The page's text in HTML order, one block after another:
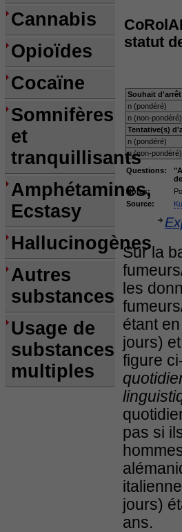
Cannabis
Opioïdes
Cocaïne
Somnifères
et
tranquillisants
Amphétamines,
Ecstasy
Hallucinogènes
Autres
substances
Usage de
substances
multiples
statut
Souhait d'arrêt
n (pondéré)
n (non-pondéré)
Tentative(s)
n (pondéré)
n (non-pondéré)
Questions:
Notes:
Source:
Sur la
les
étant
jours)
figure
pas si
jours)
ans.